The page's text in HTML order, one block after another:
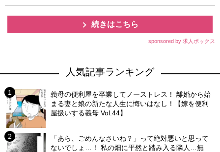
続きはこちら
sponsored by 求人ボックス
人気記事ランキング
義母の便利屋を卒業してノーストレス！ 離婚から始
まる妻と娘の新たな人生に悔いはなし！【嫁を便利
屋扱いする義母 Vol.44】
「あら、ごめんなさいね？」って絶対悪いと思って
ないでしょ…！ 私の畑に平然と踏み入る隣人…無